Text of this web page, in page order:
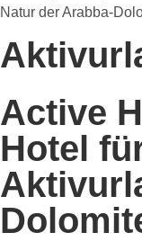
Natur der Arabba-
Active
Hotel